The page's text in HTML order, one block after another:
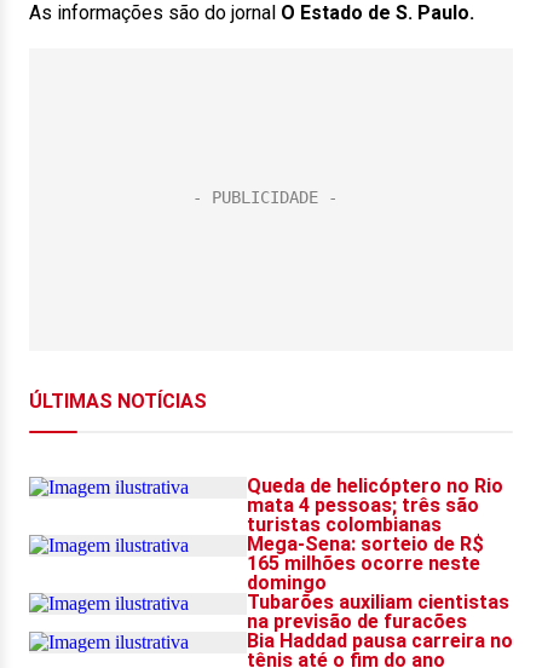
As informações são do jornal O Estado de S. Paulo.